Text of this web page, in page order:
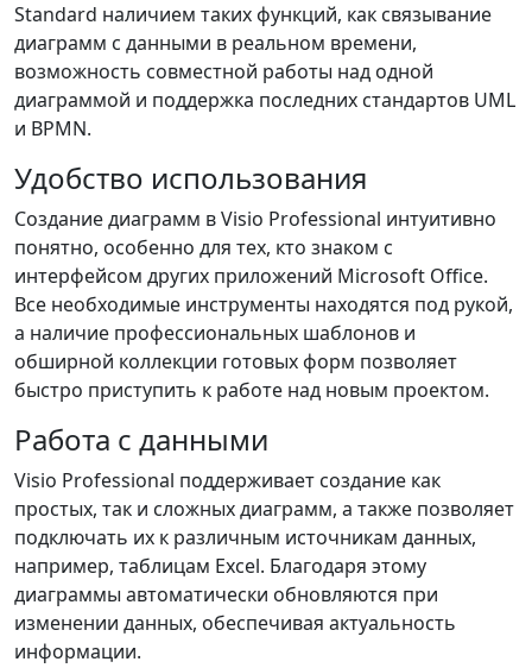
Standard наличием таких функций, как связывание
диаграмм с данными в реальном времени,
возможность совместной работы над одной
диаграммой и поддержка последних стандартов UML
и BPMN.
Удобство использования
Создание диаграмм в Visio Professional интуитивно
понятно, особенно для тех, кто знаком с
интерфейсом других приложений Microsoft Office.
Все необходимые инструменты находятся под рукой,
а наличие профессиональных шаблонов и
обширной коллекции готовых форм позволяет
быстро приступить к работе над новым проектом.
Работа с данными
Visio Professional поддерживает создание как
простых, так и сложных диаграмм, а также позволяет
подключать их к различным источникам данных,
например, таблицам Excel. Благодаря этому
диаграммы автоматически обновляются при
изменении данных, обеспечивая актуальность
информации.